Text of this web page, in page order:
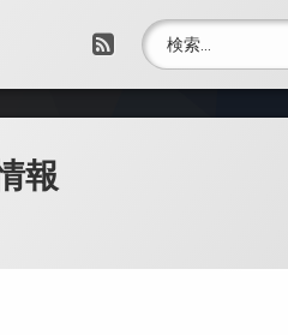
RSS
検索:
報